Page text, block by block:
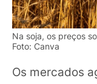
Na soja, os preços
Foto: Canva
Os mercados